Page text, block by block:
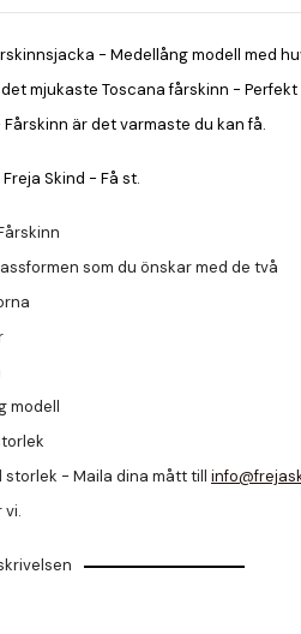
- Medellång modell med
mjukaste Toscana fårskinn - Perfekt
är det varmaste du kan få.
Skind - Få st.
som du önskar med de två
modell
storlek - Maila dina mått till
vi.